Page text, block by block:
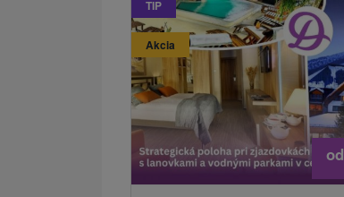
TIP
Akcia
od